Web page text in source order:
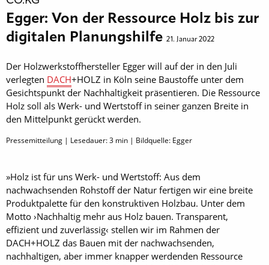
Egger: Von der Ressource Holz bis zur
digitalen Planungshilfe 21. Januar 2022
Der Holzwerkstoffhersteller Egger will auf der in den Juli
verlegten DACH+HOLZ in Köln seine Baustoffe unter dem
Gesichtspunkt der Nachhaltigkeit präsentieren. Die Ressource
Holz soll als Werk- und Wertstoff in seiner ganzen Breite in
den Mittelpunkt gerückt werden.
Pressemitteilung | Lesedauer:3 min | Bildquelle: Egger
»Holz ist für uns Werk- und Wertstoff: Aus dem
nachwachsenden Rohstoff der Natur fertigen wir eine breite
Produktpalette für den konstruktiven Holzbau. Unter dem
Motto ›Nachhaltig mehr aus Holz bauen. Transparent,
effizient und zuverlässig‹ stellen wir im Rahmen der
DACH+HOLZ das Bauen mit der nachwachsenden,
nachhaltigen, aber immer knapper werdenden Ressource